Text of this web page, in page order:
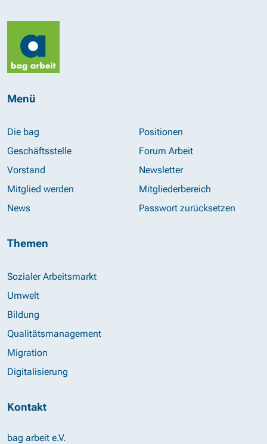
Menü
Die bag
Geschäftsstelle
Vorstand
Mitglied werden
News
Positionen
Forum Arbeit
Newsletter
Mitgliederbereich
Passwort zurücksetzen
Themen
Sozialer Arbeitsmarkt
Umwelt
Bildung
Qualitätsmanagement
Migration
Digitalisierung
Kontakt
bag arbeit e.V.